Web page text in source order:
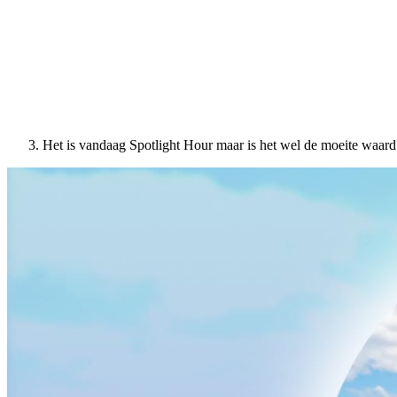
Het is vandaag Spotlight Hour maar is het wel de moeite